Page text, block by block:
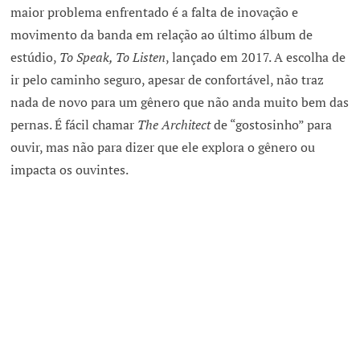
maior problema enfrentado é a falta de inovação e
movimento da banda em relação ao último álbum de
estúdio, To Speak, To Listen, lançado em 2017. A escolha de
ir pelo caminho seguro, apesar de confortável, não traz
nada de novo para um gênero que não anda muito bem das
pernas. É fácil chamar The Architectde “gostosinho” para
ouvir, mas não para dizer que ele explora o gênero ou
impacta os ouvintes.